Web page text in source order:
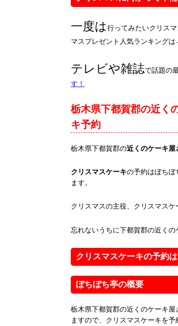
一度は行ってみたいクリス
マスプレゼント人気ランキング
テレビや雑誌で話題の
す！
栃木県下都賀郡の近く
キ予約
栃木県下都賀郡の近くのケーキ屋
クリスマスケーキの予約はぼちぼ
ます。
クリスマスの主役、クリスマス
忘れないうちに下都賀郡の近く
クリスマスケーキの予約
ぼちぼち亭の概要
栃木県下都賀郡の近くのケーキ
ますので、クリスマスケーキを